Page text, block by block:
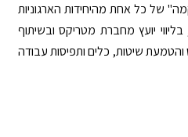
של כל אחת מהיחידות הארגוניות
יועץ מחברת מטריקס ובשיתוף
והטמעת שיטות, כלים ותפיסות עבודה